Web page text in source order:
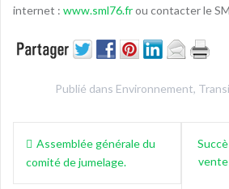
internet : www.sml76.frou contacter le
Publié dans Environnement,
Navigation
de Assemblée générale du
comité de jumelage.